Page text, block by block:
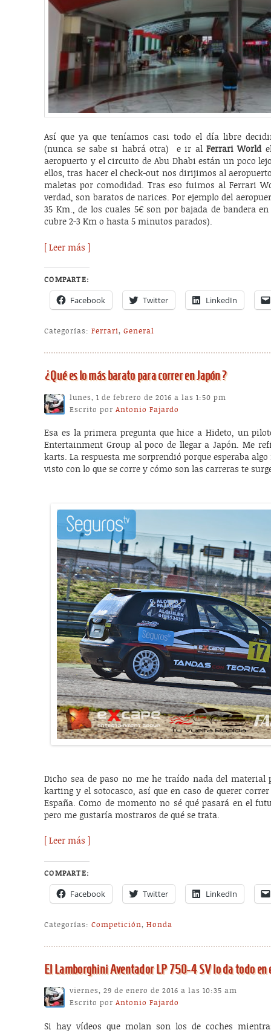
Así que ya que teníamos casi todo el día libre
(nunca se sabe si habrá otra) e ir al Ferrari Worldel
aeropuerto y el circuito de Abu Dhabi están un poco
ellos, tras hacer el check-out nos dirijimos al
maletas por comodidad. Tras eso fuimos al Ferrari
verdad, son baratos de narices. Por ejemplo del
35 Km., de los cuales 5€ son por bajada de bandera
cubre 2-3 Km o hasta 5 minutos parados).
[ Leer más ]
COMPARTE:
Facebook Twitter LinkedIn
Categorías: Ferrari,General
¿Qué es lo más barato para correr en Japón?
lunes, 1 de febrero de 2016 a las 1:50 pm
Escrito porAntonio Fajardo
Esa es la primera pregunta que hice a Hideto, un
Entertainment Group al poco de llegar a Japón. Me
karts. La respuesta me sorprendió porque esperaba
visto con lo que se corre y cómo son las carreras te
Dicho sea de paso no me he traído nada del material
karting y el sotocasco, así que en caso de querer
España. Como de momento no sé qué pasará en el
pero me gustaría mostraros de qué se trata.
[ Leer más ]
COMPARTE:
Facebook Twitter LinkedIn
Categorías: Competición,Honda
El Lamborghini Aventador LP 750-4 SV lo da todo en
viernes, 29 de enero de 2016 a las 10:35 am
Escrito porAntonio Fajardo
Si hay vídeos que molan son los de coches